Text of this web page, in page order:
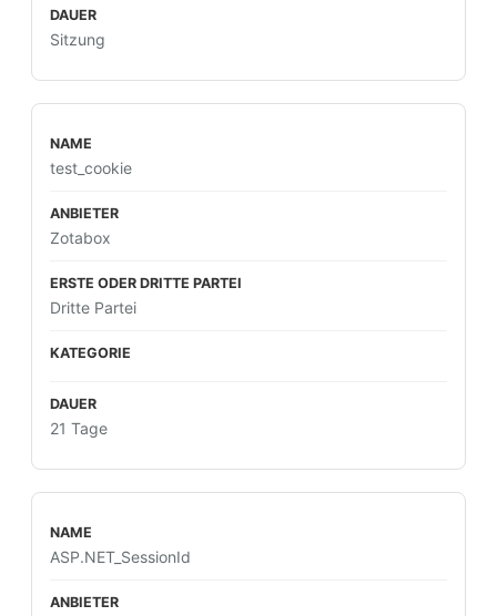
Sitzung
test_cookie
Zotabox
Dritte Partei
21 Tage
ASP.NET_SessionId